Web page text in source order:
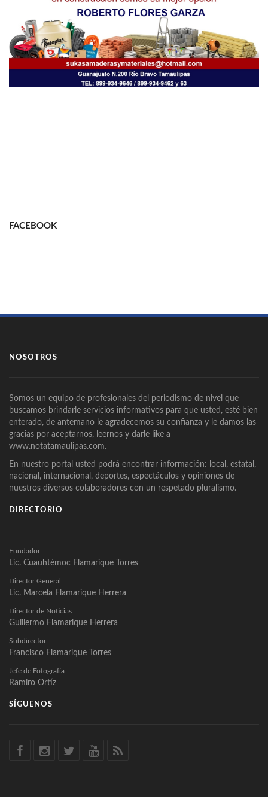
FACEBOOK
NOSOTROS
Somos un equipo de profesionales del periodismo de nivel que
buscamos brindarle servicios informativos para que usted, esté bien
enterado, de antemano le agradecemos su confianza y le damos las
gracias por aceptarnos, leernos y darle like a
www.notatamaulipas.com.
En nuestro portal usted podrá encontrar información: local, estatal,
nacional, internacional, deportes, espectáculos y opiniones de
nuestros diversos colaboradores con un respetado pluralismo.
DIRECTORIO
Fundador
Lic. Cuauhtémoc Flamarique Torres
Director General
Lic. Marcela Flamarique Herrera
Director de Noticias
Guillermo Flamarique Herrera
Subdirector
Francisco Flamarique Torres
Jefe de Fotografía
Ramiro Ortíz
SÍGUENOS